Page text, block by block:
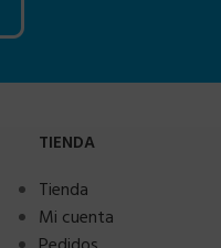
TIENDA
Tienda
Mi cuenta